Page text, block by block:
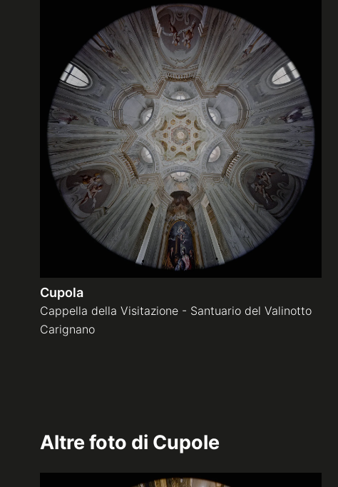
Cupola
Cappella della Visitazione - Santuario del Valinotto
Carignano
Altre foto di Cupole